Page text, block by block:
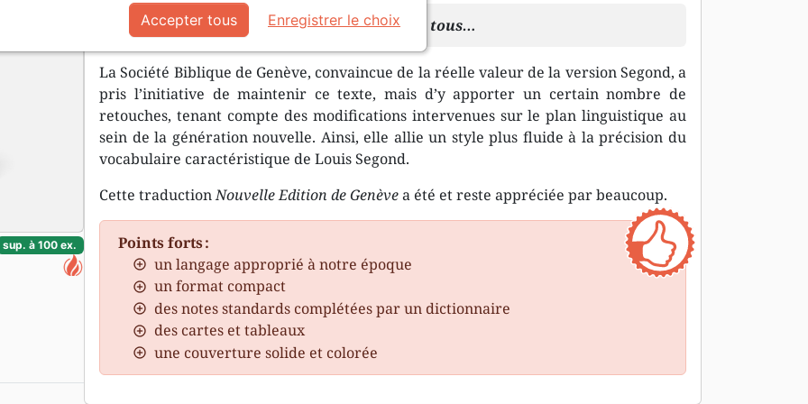
Parce que la Bible doit être accessible à tous…
La Société Biblique de Genève, convaincue de la réelle valeur de la version Segond, a
pris l’initiative de maintenir ce texte, mais d’y apporter un certain nombre de
retouches, tenant compte des modifications intervenues sur le plan linguistique au
sein de la génération nouvelle. Ainsi, elle allie un style plus fluide à la précision du
vocabulaire caractéristique de Louis Segond.
Cette traductionNouvelle Edition de Genèvea été et reste appréciée par beaucoup.
Points forts :
un langage approprié à notre époque
un format compact
des notes standards complétées par un dictionnaire
des cartes et tableaux
une couverture solide et colorée
sup. à 100 ex.
Accepter tous Enregistrer le choix